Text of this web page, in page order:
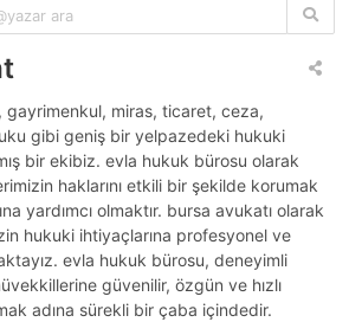
gayrimenkul, miras, ticaret, ceza,
gibi geniş bir yelpazedeki hukuki
bir ekibiz. evla hukuk bürosu olarak
haklarını etkili bir şekilde korumak
yardımcı olmaktır. bursa avukatı olarak
hukuki ihtiyaçlarına profesyonel ve
evla hukuk bürosu, deneyimli
güvenilir, özgün ve hızlı
adına sürekli bir çaba içindedir.